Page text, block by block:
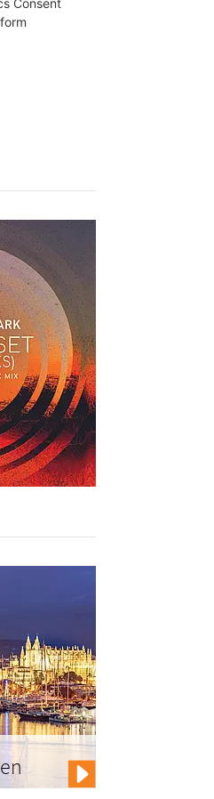
Consent